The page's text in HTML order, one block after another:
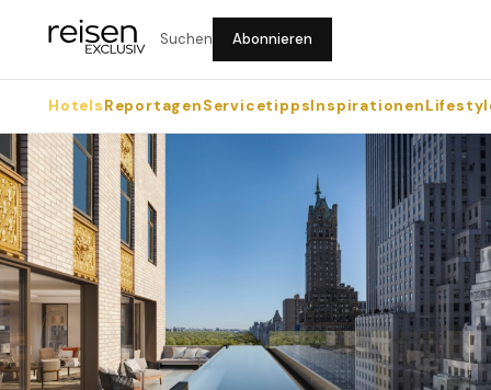
Suchen Abonnieren
HotelsReportagenServicetippsInspirationen